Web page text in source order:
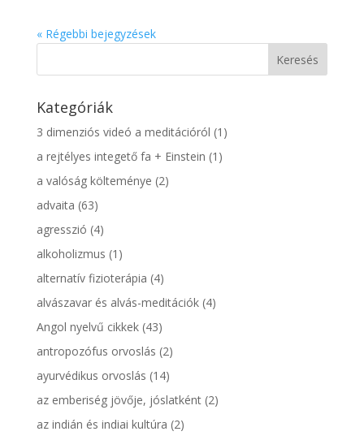
« Régebbi bejegyzések
Kategóriák
3 dimenziós videó a meditációról (1)
a rejtélyes integető fa + Einstein (1)
a valóság költeménye (2)
advaita (63)
agresszió (4)
alkoholizmus (1)
alternatív fizioterápia (4)
alvászavar és alvás-meditációk(4)
Angol nyelvű cikkek(43)
antropozófus orvoslás (2)
ayurvédikus orvoslás (14)
az emberiség jövője, jóslatként(2)
az indián és indiai kultúra (2)